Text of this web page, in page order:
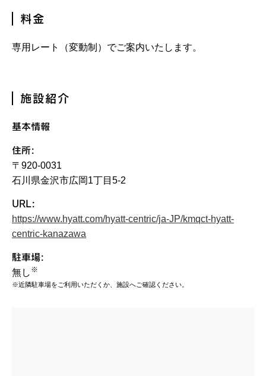
料金
専用レート（変動制）でご案内いたします。
施設紹介
基本情報
住所:
〒920-0031
石川県金沢市広岡1丁目5-2
URL:
https://www.hyatt.com/hyatt-centric/ja-JP/kmqct-hyatt-
centric-kanazawa
駐車場:
無し ※
近隣駐車場をご利用いただくか、施設へご確認ください。